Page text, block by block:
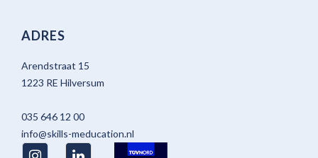
ADRES
Arendstraat 15
1223 RE Hilversum
035 646 12 00
info@skills-meducation.nl